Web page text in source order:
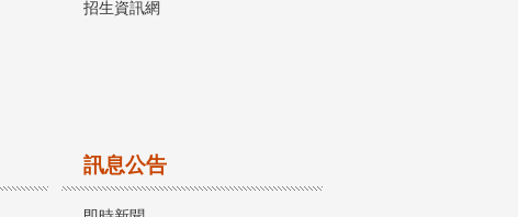
招生資訊網
訊息公告